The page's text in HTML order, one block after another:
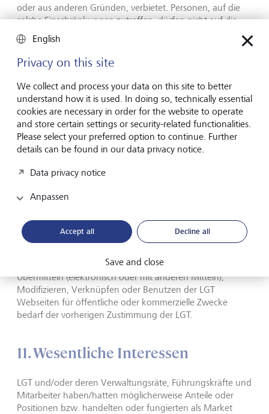
oder aus anderen Gründen, verbietet. Personen, auf die
solche Einschränkungen zutreffen, dürfen nicht auf die
LGT Webseiten zugreifen. Bitte informieren Sie sich über
die entsprechende Rechtsordnung in Ihrem Land.
10. Eigentumsrechte
Inhalt und Struktur dieser Webseiten sind urheberrechtlich
geschützt und stehen im Eigentum der LGT, falls nicht
ausdrücklich etwas Gegenteiliges vermerkt ist. Das
Abspeichern oder Ausdrucken einzelner Seiten und/oder
die Copyrightvermerke noch andere gesetzlich geschützte
oder anderweitigem Vervielfältigen von Software oder
jeweiligen Benutzungsbestimmungen als akzeptiert.
Sämtliche Eigentumsrechte verbleiben bei der LGT. Das
die Verwendung von Texten, Textteilen oder Bildmaterial,
Übermitteln (elektronisch oder mit anderen Mitteln),
Modifizieren, Verknüpfen oder Benutzen der LGT
Webseiten für öffentliche oder kommerzielle Zwecke
bedarf der vorherigen Zustimmung der LGT.
11. Wesentliche Interessen
LGT und/oder deren Verwaltungsräte, Führungskräfte und
Mitarbeiter haben/hatten möglicherweise Anteile oder
Positionen bzw. handelten oder fungierten als Market
English
Privacy on this site
We collect and process your data on this site to better
understand how it is used. In doing so, technically essential
cookies are necessary in order for the website to operate
and store certain settings or security-related functionalities.
Please select your preferred option to continue. Further
details can be found in our data privacy notice.
Data privacy notice
Anpassen
Accept all Decline all
Save and close